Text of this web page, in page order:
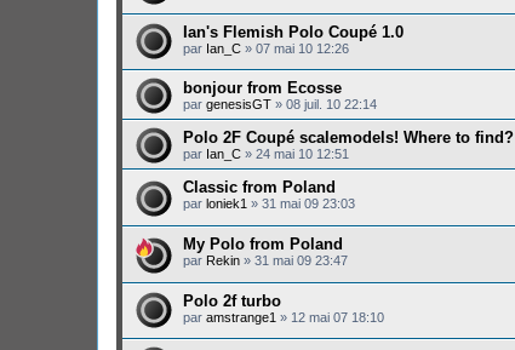
Ian's Flemish Polo Coupé 1.0
par Ian_C » 07 mai 10 12:26
bonjour from Ecosse
par genesisGT » 08 juil. 10 22:14
Polo 2F Coupé scalemodels! Where to find?
par Ian_C » 24 mai 10 12:51
Classic from Poland
par loniek1 » 31 mai 09 23:03
My Polo from Poland
par Rekin » 31 mai 09 23:47
Polo 2f turbo
par amstrange1 » 12 mai 07 18:10